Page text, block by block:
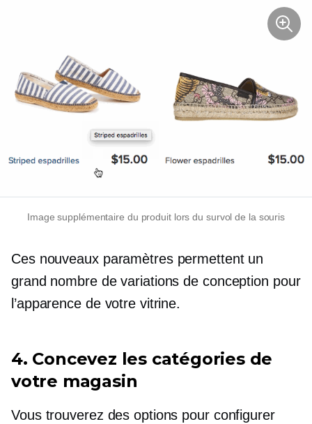
Image supplémentaire du produit lors du survol de la souris
Ces nouveaux paramètres permettent un
grand nombre de variations de conception pour
l’apparence de votre vitrine.
4. Concevez les catégories de
votre magasin
Vous trouverez des options pour configurer